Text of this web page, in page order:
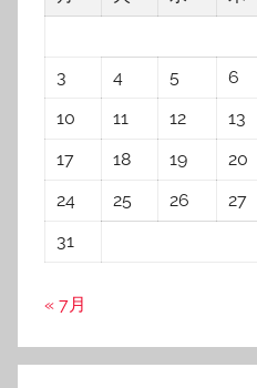
3
4 5 6
10
11 12 13
17
18 19 20
24
25 26 27
31
« 7月